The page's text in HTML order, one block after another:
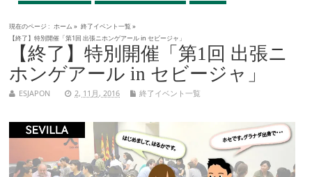
現在のページ : ホーム » 終了イベント一覧»
【終了】特別開催「第1回 出張ニホンゲアール in セビージャ」
【終了】特別開催「第1回 出張ニ
ホンゲアール in セビージャ」
ESJAPON 2, 11月, 2016 終了イベント一覧